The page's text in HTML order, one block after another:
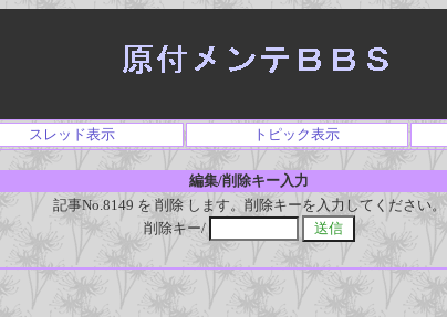
スレッド表示 トピック表示
編集/削除キー入力
記事No.8149 を 削除 します。削除キーを入力してください。
削除キー/